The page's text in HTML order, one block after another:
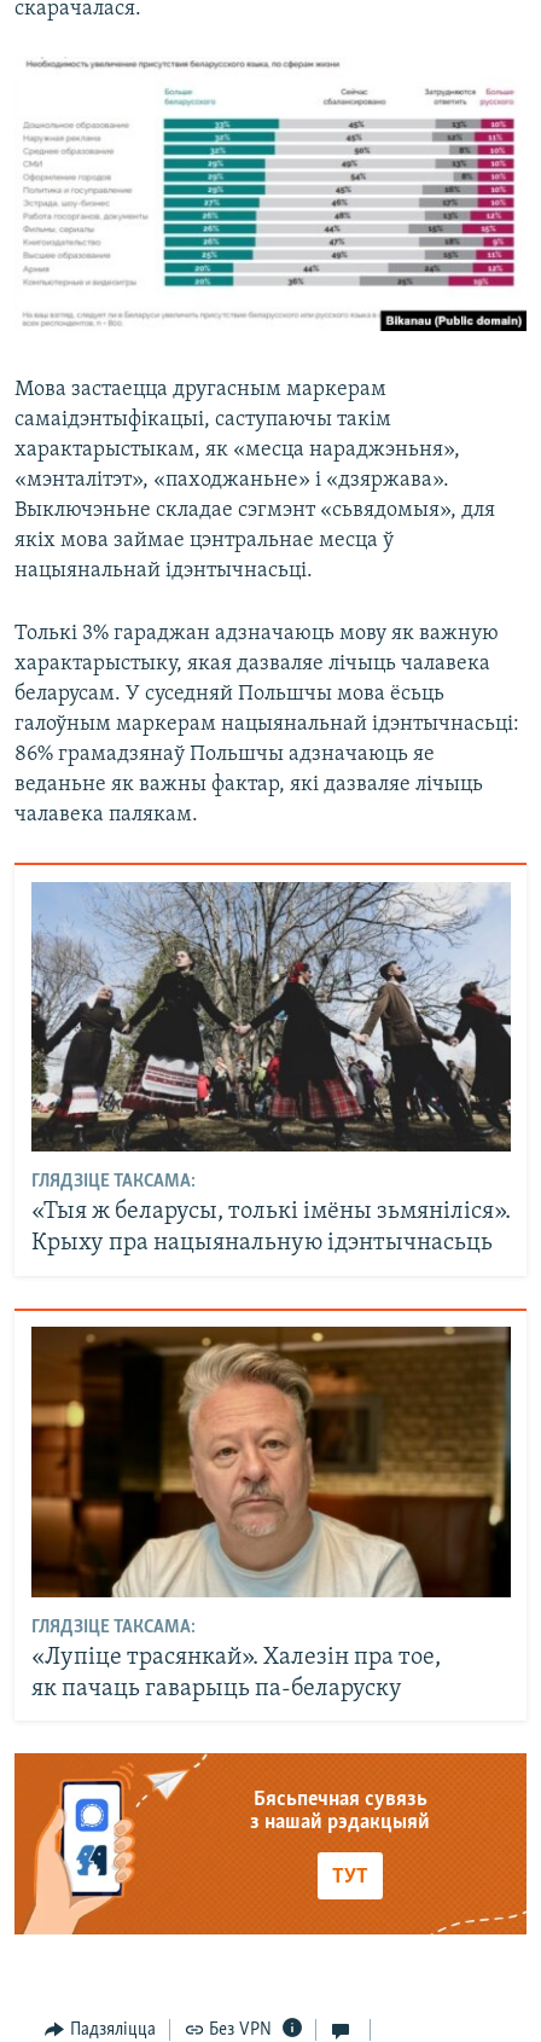
скарачалася.
Мова застаецца другасным маркерам
самаідэнтыфікацыі, саступаючы такім
характарыстыкам, як «месца нараджэньня»,
«мэнталітэт», «паходжаньне» і «дзяржава».
Выключэньне складае сэгмэнт «сьвядомыя», для
якіх мова займае цэнтральнае месца ў
нацыянальнай ідэнтычнасьці.
Толькі 3% гараджан адзначаюць мову як важную
характарыстыку, якая дазваляе лічыць чалавека
беларусам. У суседняй Польшчы мова ёсьць
галоўным маркерам нацыянальнай ідэнтычнасьці:
86% грамадзянаў Польшчы адзначаюць яе
веданьне як важны фактар, які дазваляе лічыць
чалавека палякам.
ГЛЯДЗІЦЕ ТАКСАМА:
«Тыя ж беларусы, толькі імёны зьмяніліся».
Крыху пра нацыянальную ідэнтычнасьць
ГЛЯДЗІЦЕ ТАКСАМА:
«Лупіце трасянкай». Халезін пра тое,
як пачаць гаварыць па-беларуску
Бясьпечная сувязь
з нашай рэдакцыяй
ТУТ
Падзяліцца Без VPN